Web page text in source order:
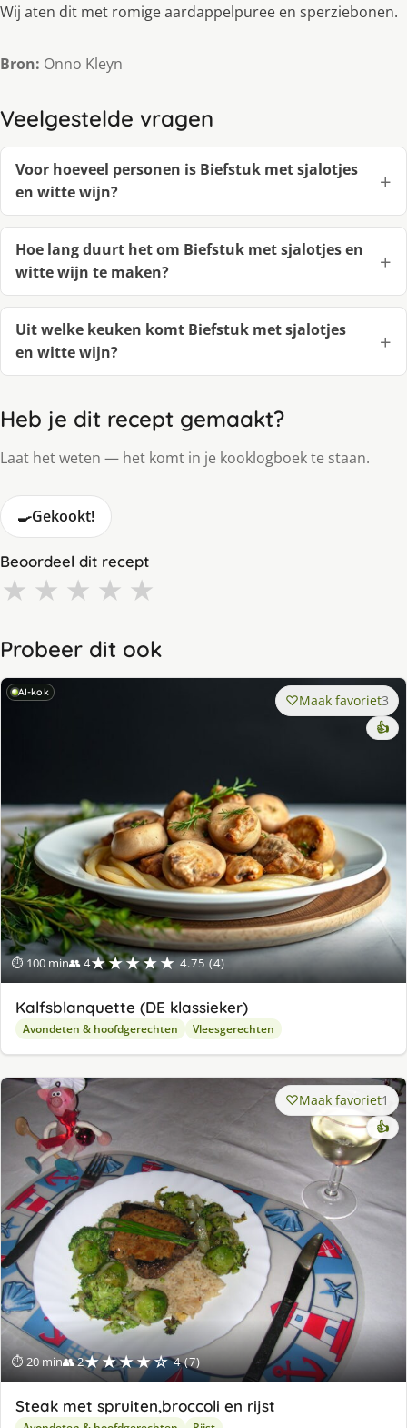
Wij aten dit met romige aardappelpuree en sperziebonen.
Bron: Onno Kleyn
Veelgestelde vragen
Voor hoeveel personen is Biefstuk met sjalotjes
en witte wijn?
Hoe lang duurt het om Biefstuk met sjalotjes en
witte wijn te maken?
Uit welke keuken komt Biefstuk met sjalotjes
en witte wijn?
Heb je dit recept gemaakt?
Laat het weten — het komt in je kooklogboek te staan.
🍳Gekookt!
Beoordeel dit recept
★ ★ ★ ★ ★
Probeer dit ook
AI-kok
⏱ 100 min👥 4★★★★★ 4.75 (4)
Maak favoriet3
👍
Kalfsblanquette (DE klassieker)
Avondeten & hoofdgerechten Vleesgerechten
⏱ 20 min👥 2★★★★☆ 4 (7)
Maak favoriet1
👍
Steak met spruiten,broccoli en rijst